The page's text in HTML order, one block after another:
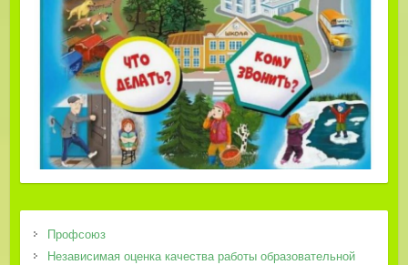
Профсоюз
Независимая оценка качества работы образовательной